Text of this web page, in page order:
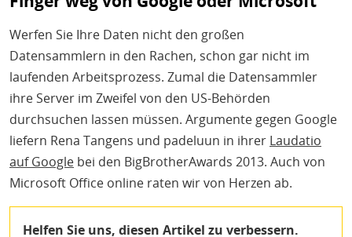
Werfen Sie Ihre Daten nicht den großen
Datensammlern in den Rachen, schon gar nicht im
laufenden Arbeitsprozess. Zumal die Datensammler
ihre Server im Zweifel von den US-Behörden
durchsuchen lassen müssen. Argumente gegen Google
liefern Rena Tangens und padeluun in ihrer Laudatio
auf Google bei den BigBrotherAwards 2013. Auch von
Microsoft Office online raten wir von Herzen ab.
Helfen Sie uns, diesen Artikel zu verbessern.